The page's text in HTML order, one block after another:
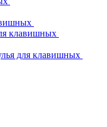
клавишных
для клавишных